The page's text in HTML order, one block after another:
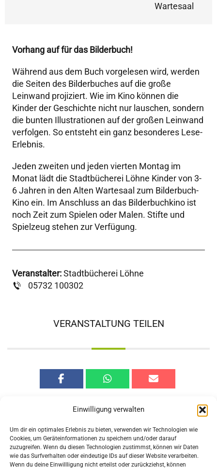
Einwilligung verwalten
Um dir ein optimales Erlebnis zu bieten, verwenden wir Technologien wie
Cookies, um Geräteinformationen zu speichern und/oder darauf
zuzugreifen. Wenn du diesen Technologien zustimmst, können wir Daten
wie das Surfverhalten oder eindeutige IDs auf dieser Website verarbeiten.
Wenn du deine Einwillligung nicht erteilst oder zurückziehst, können
Wartesaal
Vorhang auf für das Bilderbuch!
Während aus dem Buch vorgelesen wird, werden
die Seiten des Bilderbuches auf die große
Leinwand projiziert. Wie im Kino können die
Kinder der Geschichte nicht nur lauschen, sondern
die bunten Illustrationen auf der großen Leinwand
verfolgen. So entsteht ein ganz besonderes Lese-
Erlebnis.
Jeden zweiten und jeden vierten Montag im
Monat lädt die Stadtbücherei Löhne Kinder von 3-
6 Jahren in den Alten Wartesaal zum Bilderbuch-
Kino ein. Im Anschluss an das Bilderbuchkino ist
noch Zeit zum Spielen oder Malen. Stifte und
Spielzeug stehen zur Verfügung.
Veranstalter:Stadtbücherei Löhne
05732 100302
VERANSTALTUNG TEILEN
Vorherige
Veranstaltung
Nächste
Veranstaltung